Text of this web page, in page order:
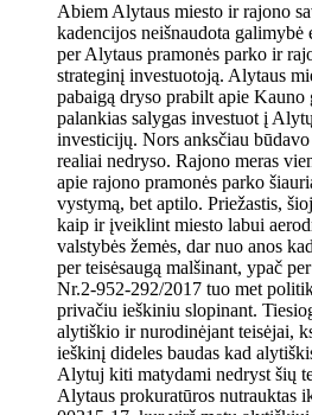
Abiem Alytaus miesto ir rajono
kadencijos neišnaudota
per Alytaus pramonės parko ir
strateginį investuotoją. Alytaus
pabaigą dryso prabilt apie Kauno
palankias salygas investuot į
investicijų. Nors anksčiau
realiai nedryso. Rajono meras
apie rajono pramonės parko
vystymą, bet aptilo. Priežastis,
kaip ir įveiklint miesto labui
valstybės žemės, dar nuo anos
per teisėsaugą malšinant, ypač
Nr.2-952-292/2017 tuo met
privačiu ieškiniu slopinant.
alytiškio ir nurodinėjant teisėjai,
ieškinį dideles baudas kad
Alytuj kiti matydami nedryst šių
Alytaus prokuratūros nutrauktas